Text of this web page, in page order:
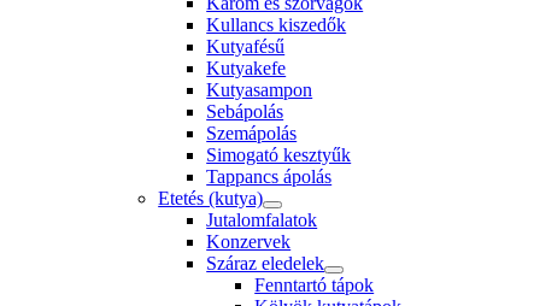
Kullancs kiszedők
Kutyafésű
Kutyakefe
Kutyasampon
Sebápolás
Szemápolás
Simogató kesztyűk
Tappancs ápolás
Etetés (kutya)
Jutalomfalatok
Konzervek
Száraz eledelek
Fenntartó tápok